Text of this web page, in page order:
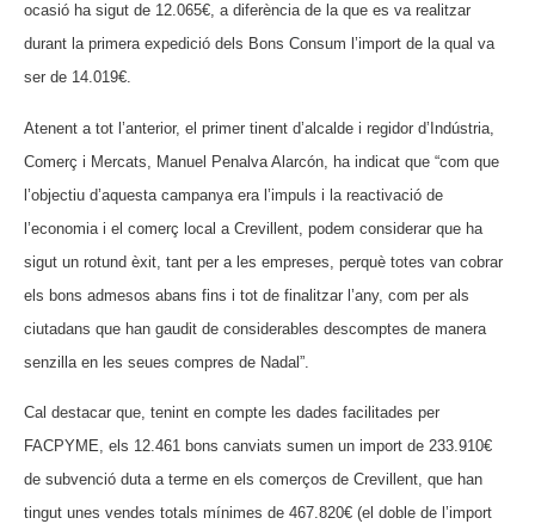
ocasió ha sigut de 12.065€, a diferència de la que es va realitzar
durant la primera expedició dels Bons Consum l’import de la qual va
ser de 14.019€.
Atenent a tot l’anterior, el primer tinent d’alcalde i regidor d’Indústria,
Comerç i Mercats, Manuel Penalva Alarcón, ha indicat que “com que
l’objectiu d’aquesta campanya era l’impuls i la reactivació de
l’economia i el comerç local a Crevillent, podem considerar que ha
sigut un rotund èxit, tant per a les empreses, perquè totes van cobrar
els bons admesos abans fins i tot de finalitzar l’any, com per als
ciutadans que han gaudit de considerables descomptes de manera
senzilla en les seues compres de Nadal”.
Cal destacar que, tenint en compte les dades facilitades per
FACPYME, els 12.461 bons canviats sumen un import de 233.910€
de subvenció duta a terme en els comerços de Crevillent, que han
tingut unes vendes totals mínimes de 467.820€ (el doble de l’import